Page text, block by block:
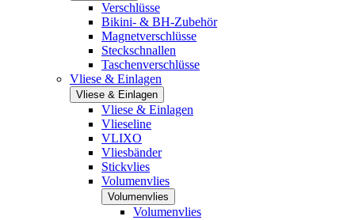
Verschlüsse
Bikini- & BH-Zubehör
Magnetverschlüsse
Steckschnallen
Taschenverschlüsse
Vliese & Einlagen
Vliese & Einlagen
Vliese & Einlagen
Vlieseline
VLIXO
Vliesbänder
Stickvlies
Volumenvlies
Volumenvlies
Volumenvlies